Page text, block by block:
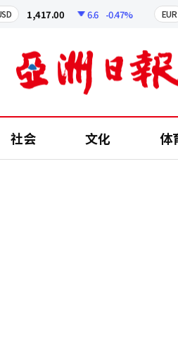
1,417.00 6.6 -0.47% EUR
社会 文化 体